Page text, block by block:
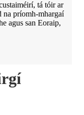
tá tóir ar
na príomh-mhargaí
agus san Eoraip,